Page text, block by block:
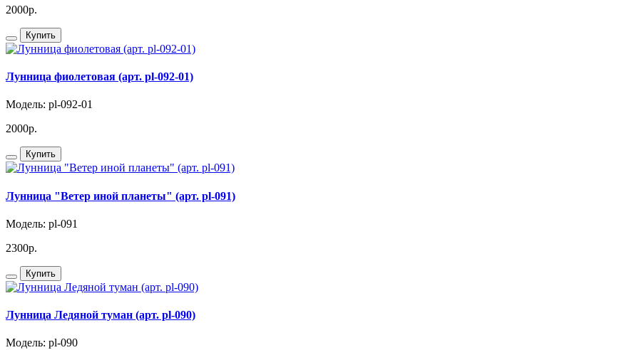
2000р.
Купить
Лунница фиолетовая (арт. pl-092-01)
Модель: pl-092-01
2000р.
Купить
Лунница "Ветер иной планеты" (арт. pl-091)
Модель: pl-091
2300р.
Купить
Лунница Ледяной туман (арт. pl-090)
Модель: pl-090